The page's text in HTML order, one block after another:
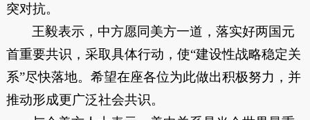
突对抗。
王毅表示，中方愿同美方一道，落实好两国元
首重要共识，采取具体行动，使“建设性战略稳定关
系”尽快落地。希望在座各位为此做出积极努力，并
推动形成更广泛社会共识。